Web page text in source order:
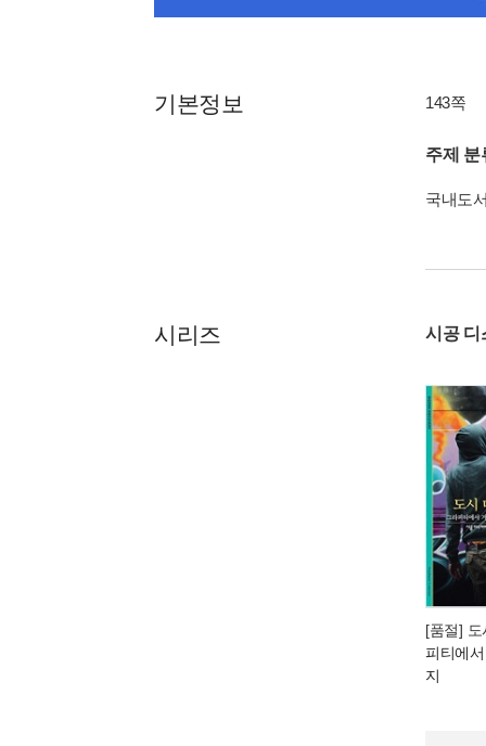
기본정보 143쪽
주제 분
국내도
시리즈 시공 디
[품절]
피티에
지